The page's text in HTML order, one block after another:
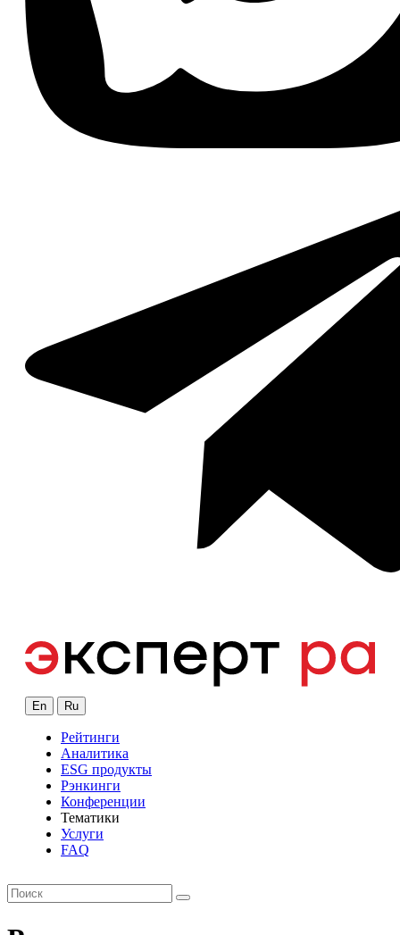
En Ru
Рейтинги
Аналитика
ESG продукты
Рэнкинги
Конференции
Тематики
Услуги
FAQ